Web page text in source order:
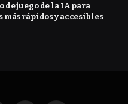
de juego de la IA para
rápidos y accesibles